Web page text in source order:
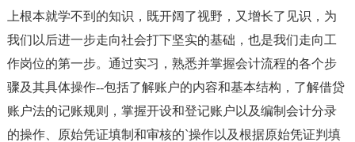
上根本就学不到的知识，既开阔了视野，又增长了见识，为
我们以后进一步走向社会打下坚实的基础，也是我们走向工
作岗位的第一步。通过实习，熟悉并掌握会计流程的各个步
骤及其具体操作--包括了解账户的内容和基本结构，了解借贷
账户法的记账规则，掌握开设和登记账户以及编制会计分录
的操作、原始凭证填制和审核的`操作以及根据原始凭证判填